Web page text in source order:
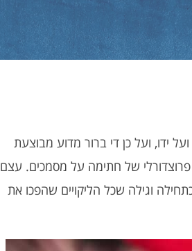
ידו, ועל כן די ברור מדוע מבוצעת
של חתימה על מסמכים. עצם
וגילה שכל הליקויים שהפכו את